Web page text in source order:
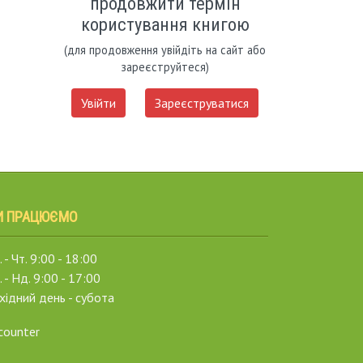
користування книгою
(для продовження увійдіть на сайт або
зареєструйтеся)
Увійти Зареєструватися
ПРАЦЮЄМО
- Чт. 9:00 - 18:00
- Нд. 9:00 - 17:00
день - субота